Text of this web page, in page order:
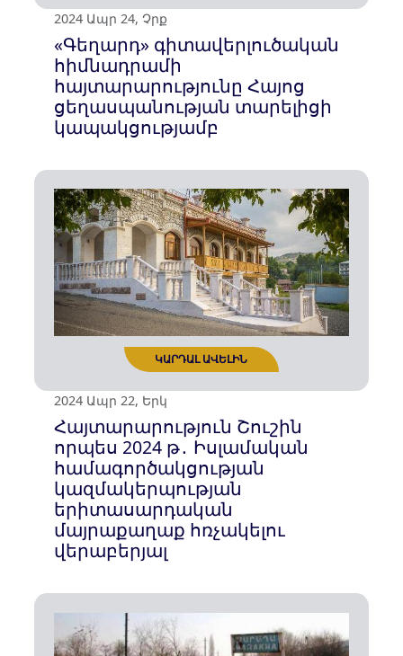
2024 Մայ 23, Հնգ
Հուշարձաններ ոչնչացնող
Ադրբեջանը ՅՈՒՆԵՍԿՕ-ին կոչ
է անում «փրկել» Կոնդը